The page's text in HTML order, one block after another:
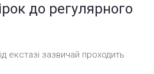
до регулярного
екстазі зазвичай проходить